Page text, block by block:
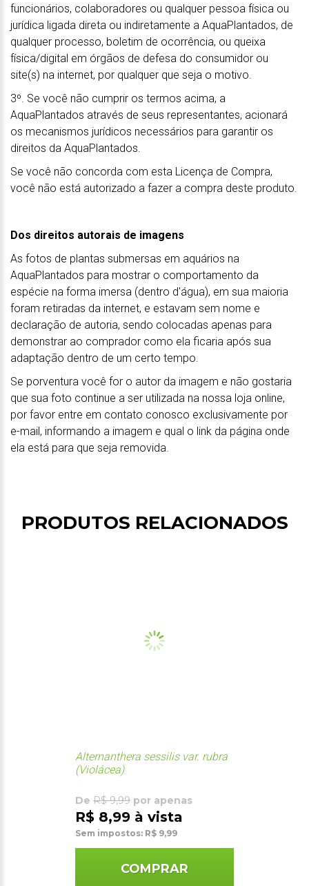
funcionários, colaboradores ou qualquer pessoa física ou
jurídica ligada direta ou indiretamente a AquaPlantados, de
qualquer processo, boletim de ocorrência, ou queixa
física/digital em órgãos de defesa do consumidor ou
site(s) na internet, por qualquer que seja o motivo.
3º. Se você não cumprir os termos acima, a
AquaPlantados através de seus representantes, acionará
os mecanismos jurídicos necessários para garantir os
direitos da AquaPlantados.
Se você não concorda com esta Licença de Compra,
você não está autorizado a fazer a compra deste produto.
Dos direitos autorais de imagens
As fotos de plantas submersas em aquários na
AquaPlantados para mostrar o comportamento da
espécie na forma imersa (dentro d'água), em sua maioria
foram retiradas da internet, e estavam sem nome e
declaração de autoria, sendo colocadas apenas para
demonstrar ao comprador como ela ficaria após sua
adaptação dentro de um certo tempo.
Se porventura você for o autor da imagem e não gostaria
que sua foto continue a ser utilizada na nossa loja online,
por favor entre em contato conosco exclusivamente por
e-mail, informando a imagem e qual o link da página onde
ela está para que seja removida.
PRODUTOS RELACIONADOS
Alternanthera sessilis var. rubra
(Violácea)
De R$ 9,99 por apenas
R$ 8,99 à vista
Sem impostos: R$ 9,99
COMPRAR